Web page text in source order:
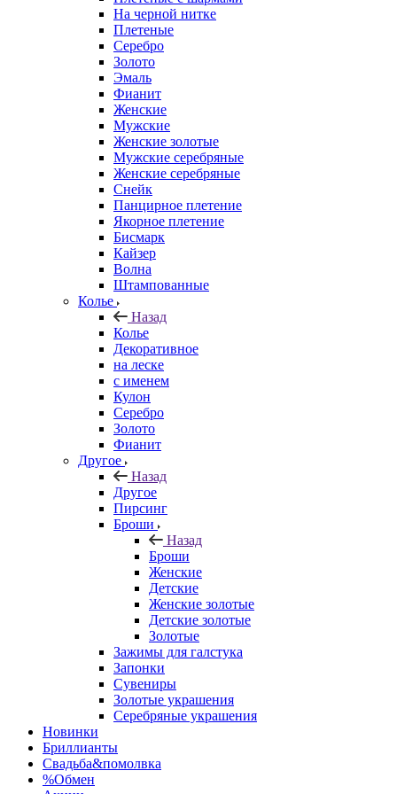
На черной нитке
Плетеные
Серебро
Золото
Эмаль
Фианит
Женские
Мужские
Женские золотые
Мужские серебряные
Женские серебряные
Снейк
Панцирное плетение
Якорное плетение
Бисмарк
Кайзер
Волна
Штампованные
Колье
Назад
Колье
Декоративное
на леске
с именем
Кулон
Серебро
Золото
Фианит
Другое
Назад
Другое
Пирсинг
Броши
Назад
Броши
Женские
Детские
Женские золотые
Детские золотые
Золотые
Зажимы для галстука
Запонки
Сувениры
Золотые украшения
Серебряные украшения
Новинки
Бриллианты
Свадьба&помолвка
%Обмен